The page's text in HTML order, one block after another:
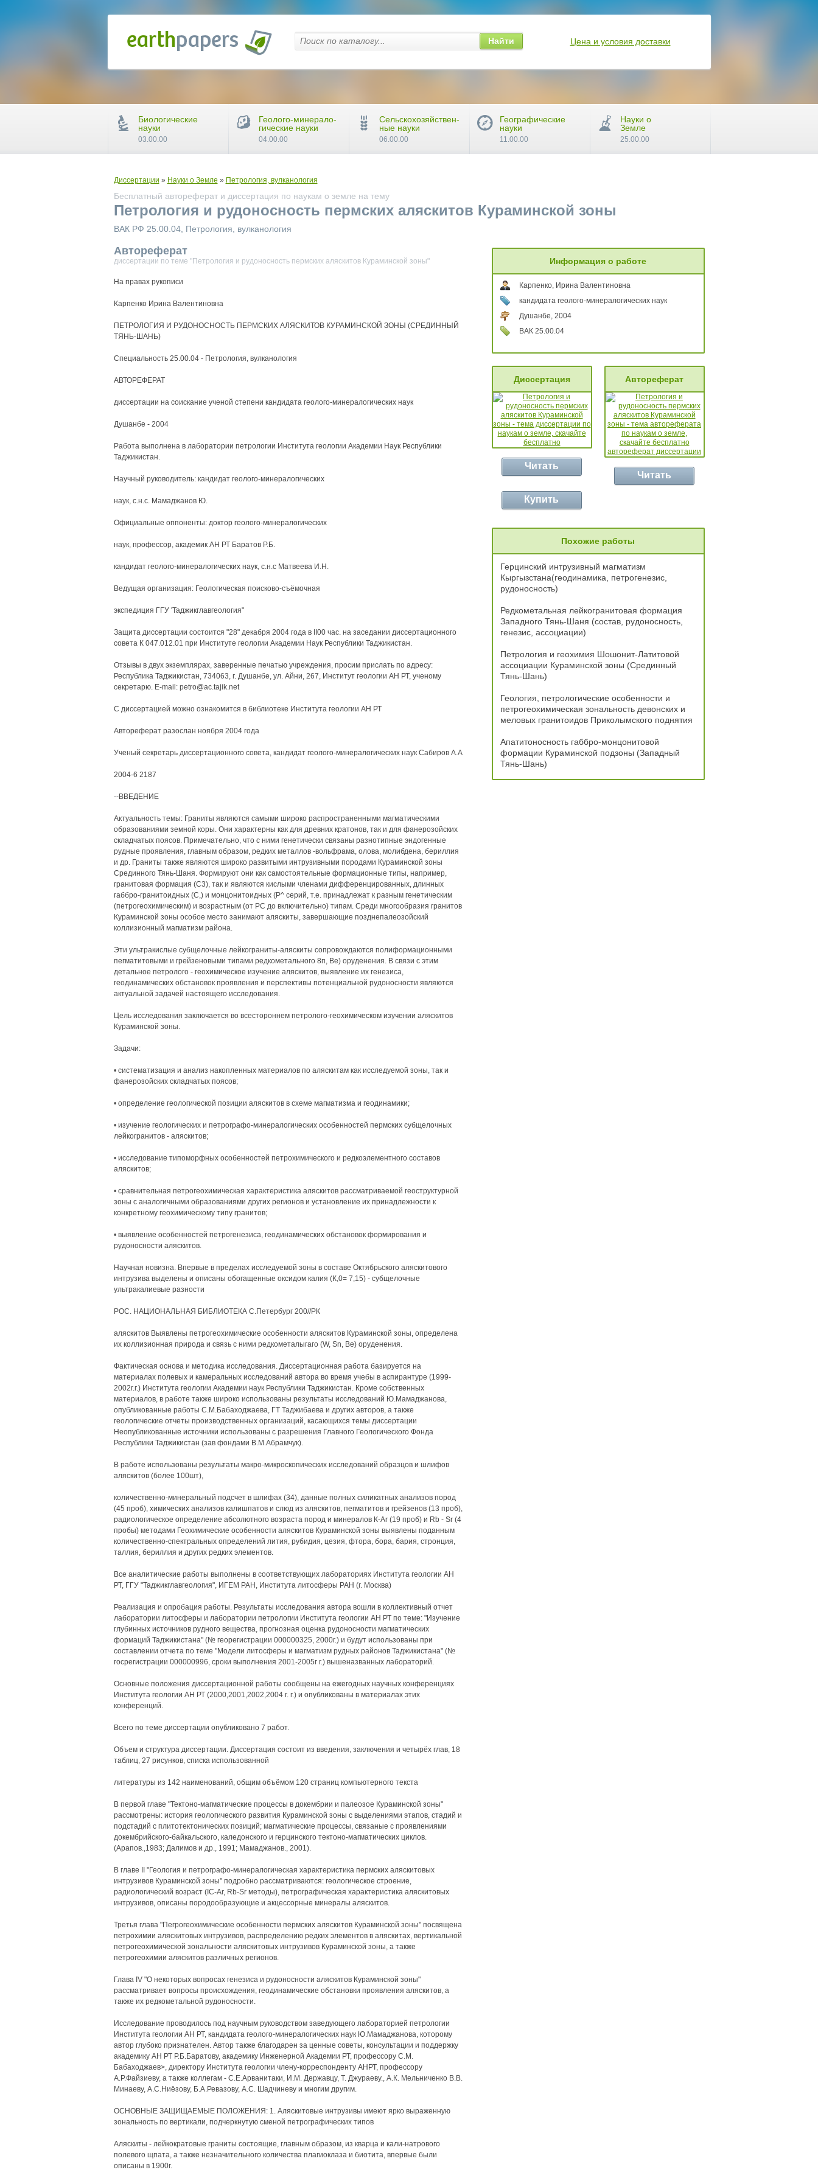
Диссертации » Науки о Земле » Петрология, вулканология
Бесплатный автореферат и диссертация по наукам о земле на тему
Петрология и рудоносность пермских аляскитов Кураминской зоны
ВАК РФ 25.00.04, Петрология, вулканология
Автореферат
диссертации по теме "Петрология и рудоносность пермских аляскитов Кураминской зоны"
На правах рукописи
Карпенко Ирина Валентиновна
ПЕТРОЛОГИЯ И РУДОНОСНОСТЬ ПЕРМСКИХ АЛЯСКИТОВ КУРАМИНСКОЙ ЗОНЫ (СРЕДИННЫЙ
ТЯНЬ-ШАНЬ)
Специальность 25.00.04 - Петрология, вулканология
АВТОРЕФЕРАТ
диссертации на соискание ученой степени кандидата геолого-минералогических наук
Душанбе - 2004
Работа выполнена в лаборатории петрологии Института геологии Академии Наук Республики
Таджикистан.
Научный руководитель: кандидат геолого-минералогических
наук, с.н.с. Мамаджанов Ю.
Официальные оппоненты: доктор геолого-минералогических
наук, профессор, академик АН РТ Баратов Р.Б.
кандидат геолого-минералогических наук, с.н.с Матвеева И.Н.
Ведущая организация: Геологическая поисково-съёмочная
экспедиция ГГУ 'Таджикглавгеология"
Защита диссертации состоится "28" декабря 2004 года в II00 час. на заседании диссертационного
совета К 047.012.01 при Институте геологии Академии Наук Республики Таджикистан.
Отзывы в двух экземплярах, заверенные печатью учреждения, просим прислать по адресу:
Республика Таджикистан, 734063, г. Душанбе, ул. Айни, 267, Институт геологии АН РТ, ученому
секретарю. E-mail: petro@ac.tajik.net
С диссертацией можно ознакомится в библиотеке Института геологии АН РТ
Автореферат разослан ноября 2004 года
Ученый секретарь диссертационного совета, кандидат геолого-минералогических наук Сабиров А.А
2004-6 2187
--ВВЕДЕНИЕ
Актуальность темы: Граниты являются самыми широко распространенными магматическими
образованиями земной коры. Они характерны как для древних кратонов, так и для фанерозойских
складчатых поясов. Примечательно, что с ними генетически связаны разнотипные эндогенные
рудные проявления, главным образом, редких металлов -вольфрама, олова, молибдена, бериллия
и др. Граниты также являются широко развитыми интрузивными породами Кураминской зоны
Срединного Тянь-Шаня. Формируют они как самостоятельные формационные типы, например,
гранитовая формация (С3), так и являются кислыми членами дифференцированных, длинных
габбро-гранитоидных (С,) и монцонитоидных (Р^ серий, т.е. принадлежат к разным генетическим
(петрогеохимическим) и возрастным (от РС до включительно) типам. Среди многообразия гранитов
Кураминской зоны особое место занимают аляскиты, завершающие позднепалеозойский
коллизионный магматизм района.
Эти ультракислые субщелочные лейкограниты-аляскиты сопровождаются полиформационными
пегматитовыми и грейзеновыми типами редкометального 8п, Ве) оруденения. В связи с этим
детальное петролого - геохимическое изучение аляскитов, выявление их генезиса,
геодинамических обстановок проявления и перспективы потенциальной рудоносности являются
актуальной задачей настоящего исследования.
Цель исследования заключается во всестороннем петролого-геохимическом изучении аляскитов
Кураминской зоны.
Задачи:
• систематизация и анализ накопленных материалов по аляскитам как исследуемой зоны, так и
фанерозойских складчатых поясов;
• определение геологической позиции аляскитов в схеме магматизма и геодинамики;
• изучение геологических и петрографо-минералогических особенностей пермских субщелочных
лейкогранитов - аляскитов;
• исследование типоморфных особенностей петрохимического и редкоэлементного составов
аляскитов;
• сравнительная петрогеохимическая характеристика аляскитов рассматриваемой геоструктурной
зоны с аналогичными образованиями других регионов и установление их принадлежности к
конкретному геохимическому типу гранитов;
• выявление особенностей петрогенезиса, геодинамических обстановок формирования и
рудоносности аляскитов.
Научная новизна. Впервые в пределах исследуемой зоны в составе Октябрьского аляскитового
интрузива выделены и описаны обогащенные оксидом калия (К,0= 7,15) - субщелочные
ультракалиевые разности
РОС. НАЦИОНАЛЬНАЯ БИБЛИОТЕКА С.Петербург 200//РК
аляскитов Выявлены петрогеохимические особенности аляскитов Кураминской зоны, определена
их коллизионная природа и связь с ними редкометалыгаго (W, Sn, Ве) оруденения.
Фактическая основа и методика исследования. Диссертационная работа базируется на
материалах полевых и камеральных исследований автора во время учебы в аспирантуре (1999-
2002г.г.) Института геологии Академии наук Республики Таджикистан. Кроме собственных
материалов, в работе также широко использованы результаты исследований Ю.Мамаджанова,
опубликованные работы С.М.Бабаходжаева, ГТ Таджибаева и других авторов, а также
геологические отчеты производственных организаций, касающихся темы диссертации
Неопубликованные источники использованы с разрешения Главного Геологического Фонда
Республики Таджикистан (зав фондами В.М.Абрамчук).
В работе использованы результаты макро-микроскопических исследований образцов и шлифов
аляскитов (более 100шт),
количественно-минеральный подсчет в шлифах (34), данные полных силикатных анализов пород
(45 проб), химических анализов калишпатов и слюд из аляскитов, пегматитов и грейзенов (13 проб),
радиологическое определение абсолютного возраста пород и минералов К-Ar (19 проб) и Rb - Sr (4
пробы) методами Геохимические особенности аляскитов Кураминской зоны выявлены поданным
количественно-спектральных определений лития, рубидия, цезия, фтора, бора, бария, стронция,
таллия, бериллия и других редких элементов.
Все аналитические работы выполнены в соответствующих лабораториях Института геологии АН
РТ, ГГУ "Таджикглавгеология", ИГЕМ РАН, Института литосферы РАН (г. Москва)
Реализация и опробация работы. Результаты исследования автора вошли в коллективный отчет
лаборатории литосферы и лаборатории петрологии Института геологии АН РТ по теме: "Изучение
глубинных источников рудного вещества, прогнозная оценка рудоносности магматических
формаций Таджикистана" (№ георегистрации 000000325, 2000г.) и будут использованы при
составлении отчета по теме "Модели литосферы и магматизм рудных районов Таджикистана" (№
госрегистрации 000000996, сроки выполнения 2001-2005г г.) вышеназванных лабораторий.
Основные положения диссертационной работы сообщены на ежегодных научных конференциях
Института геологии АН РТ (2000,2001,2002,2004 г. г.) и опубликованы в материалах этих
конференций.
Всего по теме диссертации опубликовано 7 работ.
Объем и структура диссертации. Диссертация состоит из введения, заключения и четырёх глав, 18
таблиц, 27 рисунков, списка использованной
литературы из 142 наименований, общим объёмом 120 страниц компьютерного текста
В первой главе "Тектоно-магматические процессы в докембрии и палеозое Кураминской зоны"
рассмотрены: история геологического развития Кураминской зоны с выделениями этапов, стадий и
подстадий с плитотектонических позиций; магматические процессы, связаные с проявлениями
докембрийского-байкальского, каледонского и герцинского тектоно-магматических циклов.
(Арапов.,1983; Далимов и др., 1991; Мамаджанов., 2001).
В главе II "Геология и петрографо-минералогическая характеристика пермских аляскитовых
интрузивов Кураминской зоны" подробно рассматриваются: геологическое строение,
радиологический возраст (IC-Ar, Rb-Sr методы), петрографическая характеристика аляскитовых
интрузивов, описаны породообразующие и акцессорные минералы аляскитов.
Третья глава "Пегрогеохимические особенности пермских аляскитов Кураминской зоны" посвящена
петрохимии аляскитовых интрузивов, распределению редких элементов в аляскитах, вертикальной
петрогеохимической зональности аляскитовых интрузивов Кураминской зоны, а также
петрогеохимии аляскитов различных регионов.
Глава IV "О некоторых вопросах генезиса и рудоносности аляскитов Кураминской зоны"
рассматривает вопросы происхождения, геодинамические обстановки проявления аляскитов, а
также их редкометальной рудоносности.
Исследование проводилось под научным руководством заведующего лабораторией петрологии
Института геологии АН РТ, кандидата геолого-минералогических наук Ю.Мамаджанова, которому
автор глубоко признателен. Автор также благодарен за ценные советы, консультации и поддержку
академику АН РТ Р.Б.Баратову, академику Инженерной Академии РТ, профессору С.М.
Бабаходжаев>, директору Института геологии члену-корреспонденту АНРТ, профессору
А.Р.Файзиеву, а также коллегам - С.Е.Арванитаки, И.М. Державцу, Т. Джураеву., А.К. Мельниченко В.В.
Минаеву, А.С.Ниёзову, Б.А.Ревазову, A.C. Шадчиневу и многим другим.
ОСНОВНЫЕ ЗАЩИЩАЕМЫЕ ПОЛОЖЕНИЯ: 1. Аляскитовые интрузивы имеют ярко выраженную
зональность по вертикали, подчеркнутую сменой петрографических типов
Аляскиты - лейкократовые граниты состоящие, главным образом, из кварца и кали-натрового
полевого щпата, а также незначительного количества плагиоклаза и биотита, впервые были
описаны в 1900г.
Информация о работе
Карпенко, Ирина Валентиновна
кандидата геолого-минералогических наук
Душанбе, 2004
ВАК 25.00.04
Диссертация
Читать
Автореферат
Читать
Купить
Похожие работы
Герцинский интрузивный магматизм
Кыргызстана(геодинамика, петрогенезис,
рудоносность)
Редкометальная лейкогранитовая формация
Западного Тянь-Шаня (состав, рудоносность,
генезис, ассоциации)
Петрология и геохимия Шошонит-Латитовой
ассоциации Кураминской зоны (Срединный
Тянь-Шань)
Геология, петрологические особенности и
петрогеохимическая зональность девонских и
меловых гранитоидов Приколымского поднятия
Апатитоносность габбро-монцонитовой
формации Кураминской подзоны (Западный
Тянь-Шань)
Найти Цена и условия доставки
Биологические
науки
03.00.00
Геолого-минерало-
гические науки
04.00.00
Сельскохозяйствен-
ные науки
06.00.00
Географические
науки
11.00.00
Науки о
Земле
25.00.00